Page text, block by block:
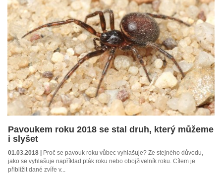
Pavoukem roku 2018 se stal druh, který můžeme
i slyšet
01.03.2018 | Proč se pavouk roku vůbec vyhlašuje? Ze stejného důvodu,
jako se vyhlašuje například pták roku nebo obojživelník roku. Cílem je
přiblížit dané zvíře v...